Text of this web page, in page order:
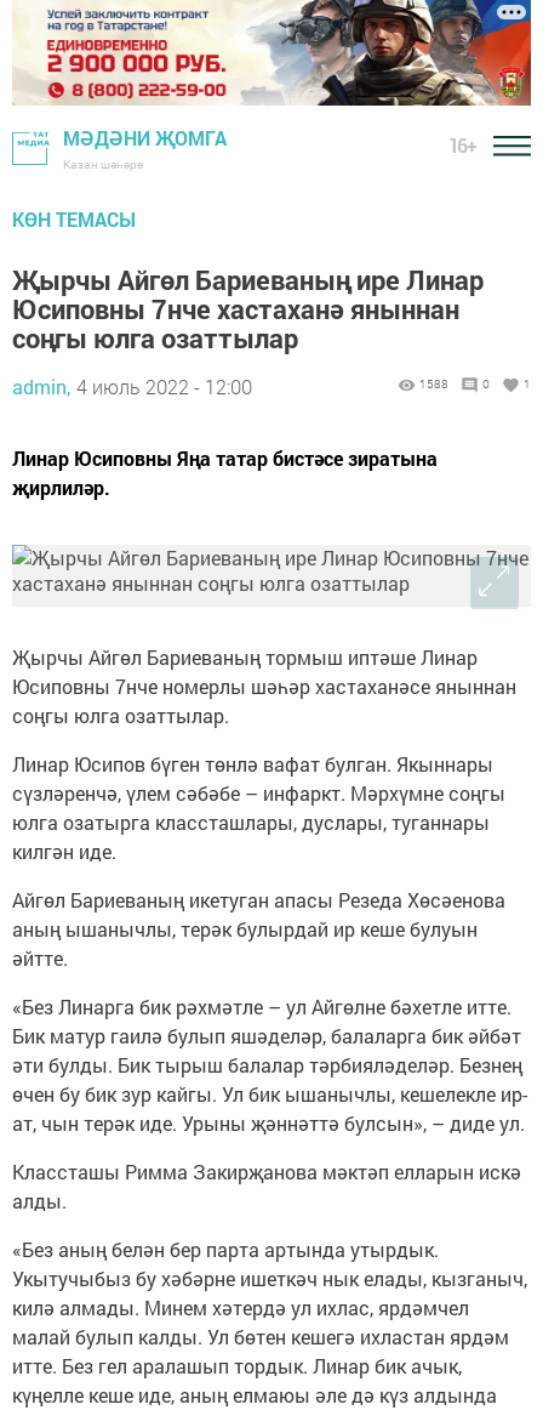
МӘДӘНИ ҖОМГА
Казан шәһәре
16+
КӨН ТЕМАСЫ
Җырчы Айгөл Бариеваның ире Линар
Юсиповны 7нче хастаханә яныннан
соңгы юлга озаттылар
admin, 4 июль 2022 - 12:00 1588 0 1
Линар Юсиповны Яңа татар бистәсе зиратына
җирлиләр.
Җырчы Айгөл Бариеваның тормыш иптәше Линар
Юсиповны 7нче номерлы шәһәр хастаханәсе яныннан
соңгы юлга озаттылар.
Линар Юсипов бүген төнлә вафат булган. Якыннары
сүзләренчә, үлем сәбәбе – инфаркт. Мәрхүмне соңгы
юлга озатырга классташлары, дуслары, туганнары
килгән иде.
Айгөл Бариеваның икетуган апасы Резеда Хөсәенова
аның ышанычлы, терәк булырдай ир кеше булуын
әйтте.
«Без Линарга бик рәхмәтле – ул Айгөлне бәхетле итте.
Бик матур гаилә булып яшәделәр, балаларга бик әйбәт
әти булды. Бик тырыш балалар тәрбияләделәр. Безнең
өчен бу бик зур кайгы. Ул бик ышанычлы, кешелекле ир-
ат, чын терәк иде. Урыны җәннәттә булсын», – диде ул.
Классташы Римма Закирҗанова мәктәп елларын искә
алды.
«Без аның белән бер парта артында утырдык.
Укытучыбыз бу хәбәрне ишеткәч нык елады, кызганыч,
килә алмады. Минем хәтердә ул ихлас, ярдәмчел
малай булып калды. Ул бөтен кешегә ихластан ярдәм
итте. Без гел аралашып тордык. Линар бик ачык,
күңелле кеше иде, аның елмаюы әле дә күз алдында